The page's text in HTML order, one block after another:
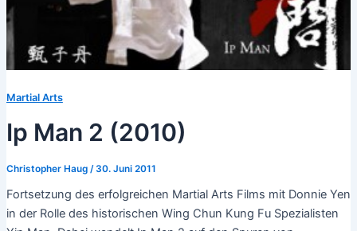
Martial Arts
Ip Man 2 (2010)
Christopher Haug /30. Juni 2011
Fortsetzung des erfolgreichen Martial Arts Films mit Donnie Yen
in der Rolle des historischen Wing Chun Kung Fu Spezialisten